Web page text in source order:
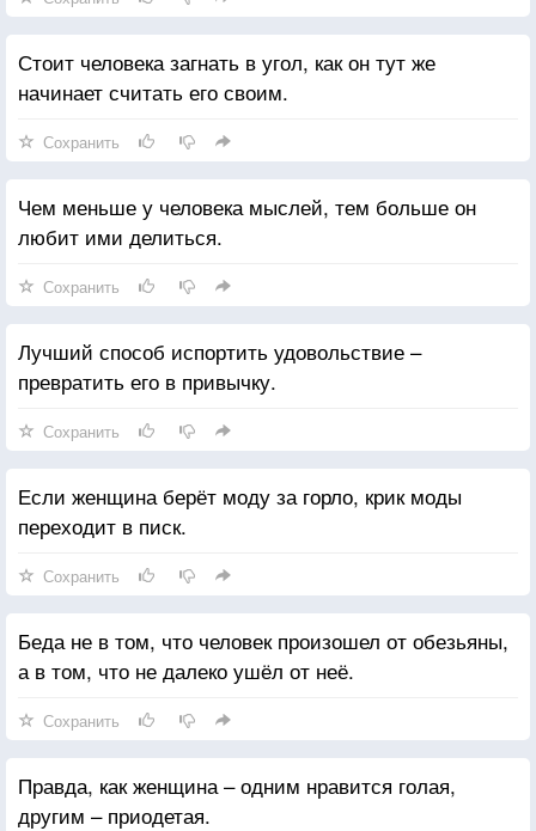
Стоит человека загнать в угол, как он тут же
начинает считать его своим.
Сохранить
Чем меньше у человека мыслей, тем больше он
любит ими делиться.
Сохранить
Лучший способ испортить удовольствие –
превратить его в привычку.
Сохранить
Если женщина берёт моду за горло, крик моды
переходит в писк.
Сохранить
Беда не в том, что человек произошел от обезьяны,
а в том, что не далеко ушёл от неё.
Сохранить
Правда, как женщина – одним нравится голая,
другим – приодетая.